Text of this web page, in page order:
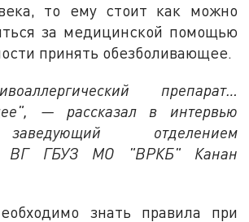
то ему стоит как можно
за медицинской помощью
принять обезболивающее.
препарат…
— рассказал в интервью
отделением
ВГ ГБУЗ МО "ВРКБ" Канан
знать правила при